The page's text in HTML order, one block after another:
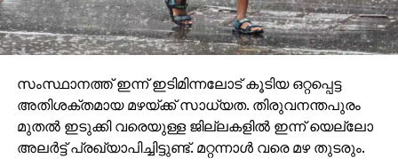
സംസ്ഥാനത്ത് ഇന്ന് ഇടിമിന്നലോട് കൂടിയ ഒറ്റപ്പെട്ട
അതിശക്തമായ മഴയ്ക്ക് സാധ്യത. തിരുവനന്തപുരം
മുതല്‍ ഇടുക്കി വരെയുള്ള ജില്ലകളില്‍ ഇന്ന് യെല്ലോ
അലര്‍ട്ട് പ്രഖ്യാപിച്ചിട്ടുണ്ട്. മറ്റന്നാള്‍ വരെ മഴ തുടരും.